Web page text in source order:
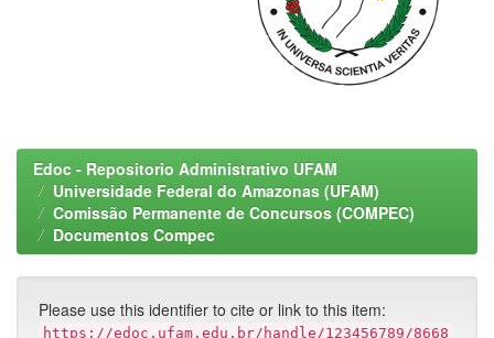
Edoc - Repositorio Administrativo UFAM
Universidade Federal do Amazonas (UFAM)
Comissão Permanente de Concursos (COMPEC)
Documentos Compec
Please use this identifier to cite or link to this item:
https://edoc.ufam.edu.br/handle/123456789/8668